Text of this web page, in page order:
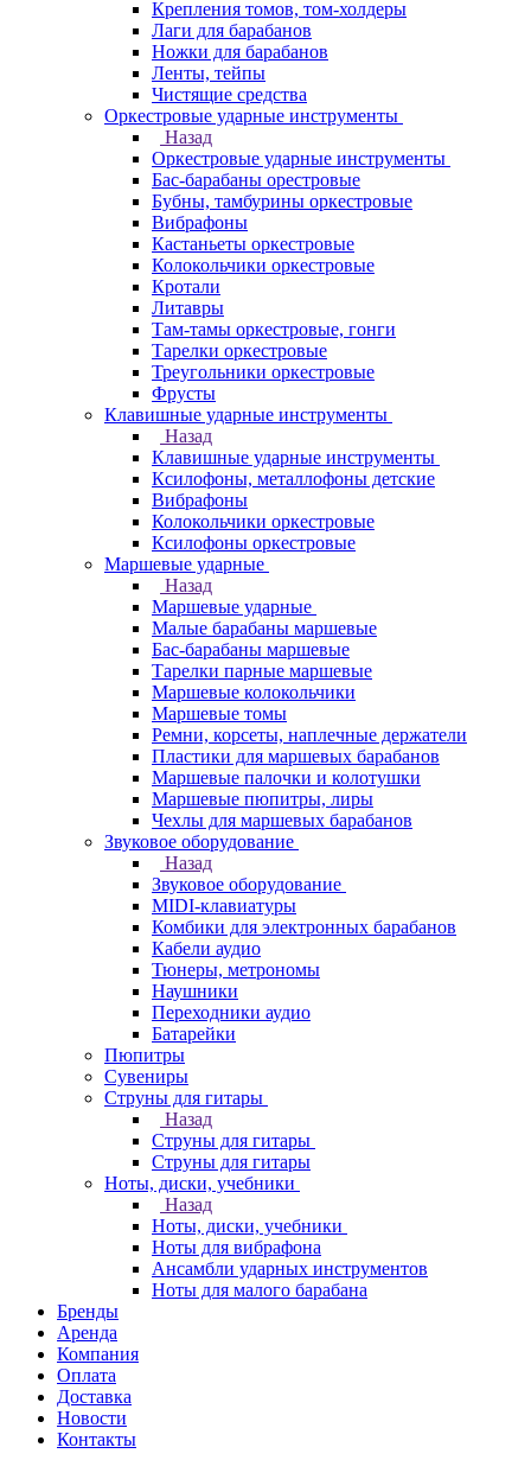
Крепления томов, том-холдеры
Лаги для барабанов
Ножки для барабанов
Ленты, тейпы
Чистящие средства
Оркестровые ударные инструменты
Назад
Оркестровые ударные инструменты
Бас-барабаны орестровые
Бубны, тамбурины оркестровые
Вибрафоны
Кастаньеты оркестровые
Колокольчики оркестровые
Кротали
Литавры
Там-тамы оркестровые, гонги
Тарелки оркестровые
Треугольники оркестровые
Фрусты
Клавишные ударные инструменты
Назад
Клавишные ударные инструменты
Ксилофоны, металлофоны детские
Вибрафоны
Колокольчики оркестровые
Ксилофоны оркестровые
Маршевые ударные
Назад
Маршевые ударные
Малые барабаны маршевые
Бас-барабаны маршевые
Тарелки парные маршевые
Маршевые колокольчики
Маршевые томы
Ремни, корсеты, наплечные держатели
Пластики для маршевых барабанов
Маршевые палочки и колотушки
Маршевые пюпитры, лиры
Чехлы для маршевых барабанов
Звуковое оборудование
Назад
Звуковое оборудование
MIDI-клавиатуры
Комбики для электронных барабанов
Кабели аудио
Тюнеры, метрономы
Наушники
Переходники аудио
Батарейки
Пюпитры
Сувениры
Струны для гитары
Назад
Струны для гитары
Струны для гитары
Ноты, диски, учебники
Назад
Ноты, диски, учебники
Ноты для вибрафона
Ансамбли ударных инструментов
Ноты для малого барабана
Бренды
Аренда
Компания
Оплата
Доставка
Новости
Контакты